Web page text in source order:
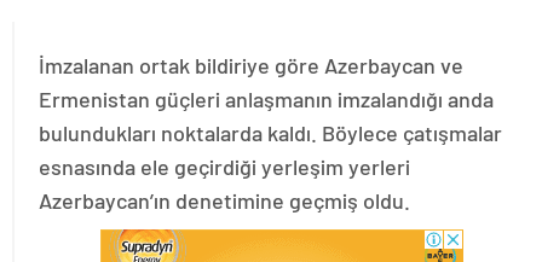
İmzalanan ortak bildiriye göre Azerbaycan ve
Ermenistan güçleri anlaşmanın imzalandığı anda
bulundukları noktalarda kaldı. Böylece çatışmalar
esnasında ele geçirdiği yerleşim yerleri
Azerbaycan’ın denetimine geçmiş oldu.